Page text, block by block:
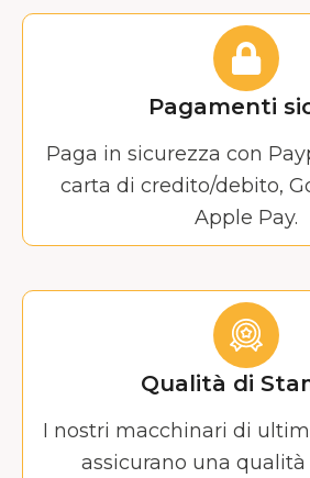
Pagamenti
Paga in sicurezza con
carta di credito/debito,
Apple Pay.
Qualità di
I nostri macchinari di
assicurano una